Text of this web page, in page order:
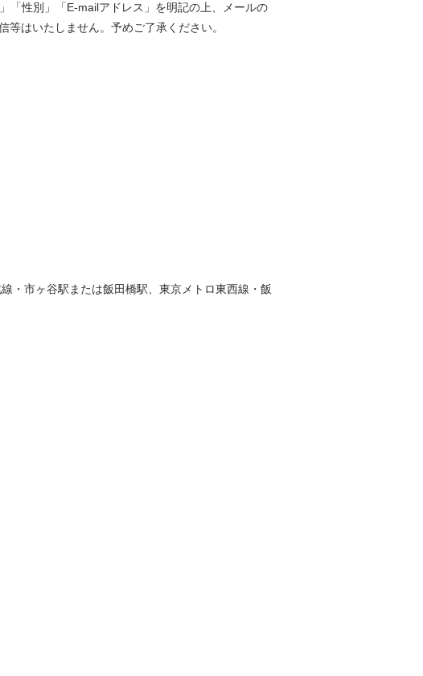
「性別」「E-mailアドレス」を明記の上、メールの
はいたしません。予めご了承ください。
・市ヶ谷駅または飯田橋駅、東京メトロ東西線・飯